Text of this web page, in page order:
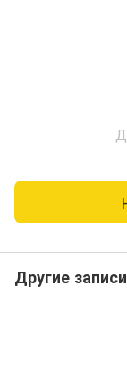
Другие записи